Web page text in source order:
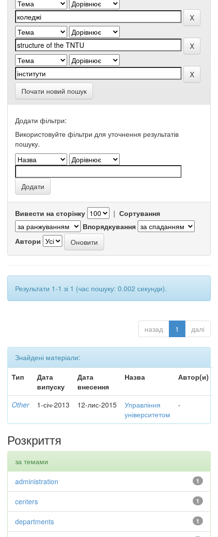
Почати новий пошук
Додати фільтри:
Використовуйте фільтри для уточнення результатів
пошуку.
Вивести на сторінку | Сортування
Впорядкування
Автори
Результати 1-1 зі 1 (час пошуку: 0.002 секунди).
назад 1 далі
Знайдені матеріали:
Тип
Дата
випуску
Дата
внесення
Назва Автор(и)
Other 1-січ-2013 12-лис-2015
Управління
університетом
-
Розкриття
за темами
1
administration
1
centers
1
departments